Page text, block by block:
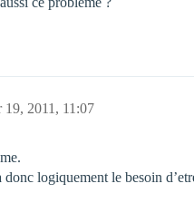
19, 2011, 11:07
donc logiquement le besoin